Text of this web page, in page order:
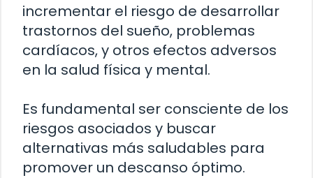
incrementar el riesgo de desarrollar
trastornos del sueño, problemas
cardíacos, y otros efectos adversos
en la salud física y mental.
Es fundamental ser consciente de los
riesgos asociados y buscar
alternativas más saludables para
promover un descanso óptimo.